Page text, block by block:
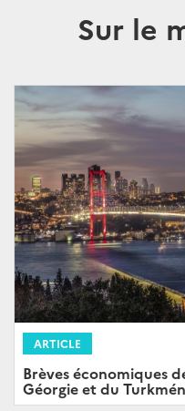
Sur le
ARTICLE
Brèves économiques
Géorgie et du